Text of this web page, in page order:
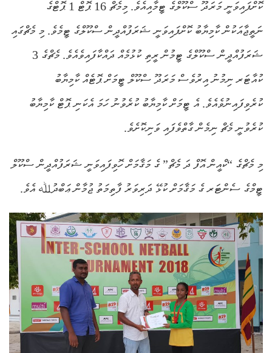
ކޮށްފައިވަނީ މަރަދޫ ސްކޫލްގެ ޓީމާއިއެވެ. މިމެޗް 16 ޕޮޓް 1 ޕޮޓްގެ
ނަތީޖާއަކުން ކާމިޔާބު ކޮށްފައިވަނީ ޝަރަފުއްދީން ސްކޫލްގެ ޓީމެވެ. މި މެޗްގައި
ޝަރަފުއްދީން ސްކޫލްގެ ޓީމުން ރީތި ކުޅުމެއް ދައްކާފައިވެއެވެ. މެޗްގެ 3
ކުއާޓަރ ނިމުނު އިރުވެސް މަރަދޫ ސްކޫލް ޓީމަށް ޕޮޓެއް ކާމިޔާބު
ކުރެވިފައިނުވެއެވެ. އެ ޓީމަށް ކާމިޔާބު ކުރެވުނު ހަމަ އެކަނި ޕޮޓް ކާމިޔާބު
ކުރެވުނީ މެޗް ނިމެން ގާތްވެފައި ވަނިކޮށެވެ.
މި މެޗްގެ “ކްއީން އޮފް ދަ މެޗް” ގެ މަޤާމަށް ހޮވިފައިވަނީ ޝަރަފުއްދީން ސްކޫލް
ޓީމްގެ ސެންޓަރ ގެ މަޤާމަށް ކުޅޭ ދަރިވަރު ފާތިމަތު ޖުމާން ޢަބްދުﷲ އެވެ.